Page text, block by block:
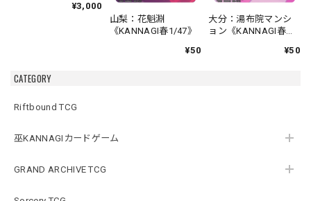
CATEGORY
Riftbound TCG
巫KANNAGIカードゲーム
GRAND ARCHIVE TCG
¥3,000
山梨：花魁淵
《KANNAGI春1/47》
¥50
大分：湯布院マンシ
ョン《KANNAGI春
¥50